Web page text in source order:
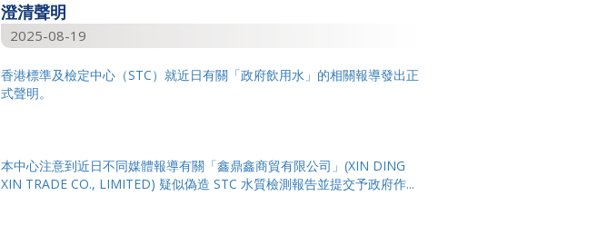
2014
澄清聲明
2025-08-19
香港標準及檢定中心（STC）就近日有關「政府飲用水」的相關報導發出正
式聲明。
本中心注意到近日不同媒體報導有關「鑫鼎鑫商貿有限公司」 (XIN DING
XIN TRADE CO., LIMITED) 疑似偽造 STC 水質檢測報告並提交予政府作...